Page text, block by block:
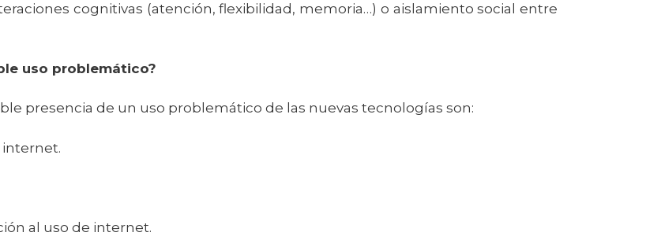
cognitivas (atención, flexibilidad, memoria…) o aislamiento social entre
uso problemático?
presencia de un uso problemático de las nuevas tecnologías son:
internet.
al uso de internet.